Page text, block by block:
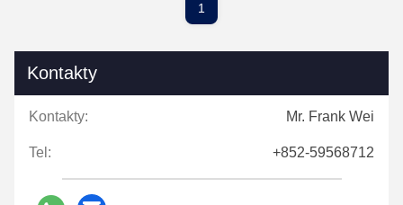
1
Kontakty
Kontakty: Mr. Frank Wei
Tel: +852-59568712